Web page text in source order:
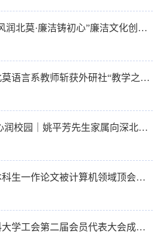
深北莫举办“清风润北莫·廉洁铸初心”廉洁文化创作大赛优秀作品展暨颁奖表彰仪式
实力彰显！深北莫语言系教师斩获外研社“教学之星”全国总决赛特等奖、一等奖
书香承遗志 初心润校园｜姚平芳先生家属向深北莫捐赠珍贵藏书
深北莫工程系本科生一作论文被计算机领域顶会ACM MM 2026录用
深圳北理莫斯科大学工会第二届会员代表大会成功召开